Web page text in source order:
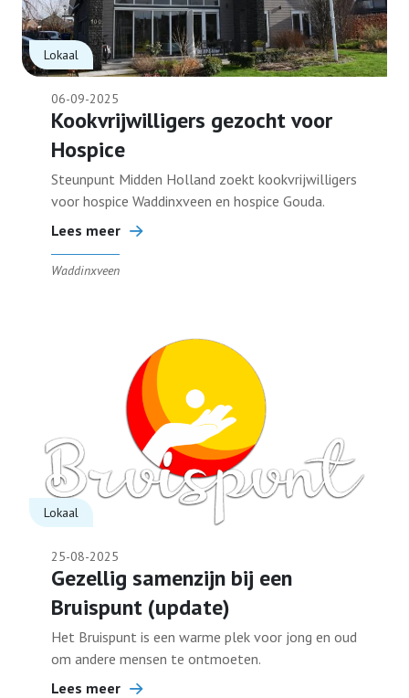
Lokaal
06-09-2025
Kookvrijwilligers gezocht voor
Hospice
Steunpunt Midden Holland zoekt kookvrijwilligers
voor hospice Waddinxveen en hospice Gouda.
Lees meer
Waddinxveen
Lokaal
25-08-2025
Gezellig samenzijn bij een
Bruispunt (update)
Het Bruispunt is een warme plek voor jong en oud
om andere mensen te ontmoeten.
Lees meer